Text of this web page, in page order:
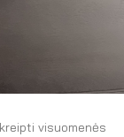
visuomenės